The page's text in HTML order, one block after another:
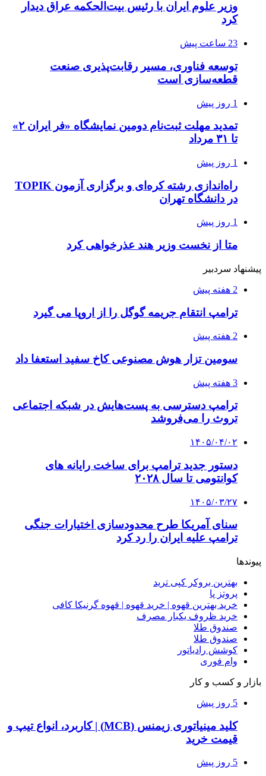
وزیر علوم ایران با رئیس بیت‌الحکمه عراق دیدار
کرد
23 ساعت پیش
توسعه فناوری، مسیر رقابت‌پذیری صنعت
قطعه‌سازی است
1 روز پیش
تمدید مهلت ثبت‌نام دومین نمایشگاه «فر ایران ۲»
تا ۳۱ مرداد
1 روز پیش
راه‌اندازی رشته کره‌ای و برگزاری آزمون TOPIK
در دانشگاه تهران
1 روز پیش
متا از نخست وزیر هند عذرخواهی کرد
پیشنهاد سردبیر
2 هفته پیش
ترامپ انتقام جریمه گوگل را از اروپا می گیرد
2 هفته پیش
سومین تزار هوش مصنوعی کاخ سفید استعفا داد
3 هفته پیش
ترامپ دسترسی به پست‌هایش در شبکه اجتماعی
تروث را می‌فروشد
۱۴۰۵/۰۴/۰۲
دستور جدید ترامپ برای ساخت رایانه های
کوانتومی تا سال ۲۰۲۸
۱۴۰۵/۰۳/۲۷
سنای آمریکا طرح محدودسازی اختیارات جنگی
ترامپ علیه ایران را رد کرد
پیوندها
بهترین بروکر کپی ترید
پروتز پا
خرید بهترین قهوه | خرید قهوه | قهوه گرنیکا کافی
خرید ظروف یکبار مصرف
صندوق طلا
صندوق طلا
کوشش رادیاتور
وام فوری
بازار و کسب و کار
5 روز پیش
کلید مینیاتوری زیمنس (MCB) | کاربرد، انواع تیپ و
قیمت خرید
5 روز پیش